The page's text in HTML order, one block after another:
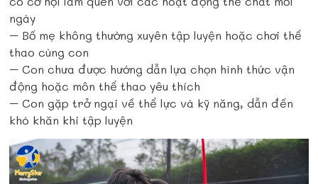
ngày
– Bố mẹ không thường xuyên tập luyện hoặc chơi thể
thao cùng con
– Con chưa được hướng dẫn lựa chọn hình thức vận
động hoặc môn thể thao yêu thích
– Con gặp trở ngại về thể lực và kỹ năng, dẫn đến
khó khăn khi tập luyện